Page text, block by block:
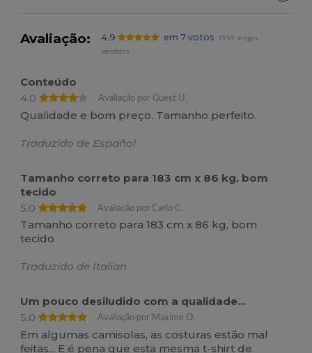
Avaliação: 4.9 em 7 votos
1959 artigos
vendidos
Conteúdo
4.0
Avaliação por Guest U.
Qualidade e bom preço. Tamanho perfeito.
Traduzido de Español
Tamanho correto para 183 cm x 86 kg, bom
tecido
5.0
Avaliação por Carlo C.
Tamanho correto para 183 cm x 86 kg, bom
tecido
Traduzido de Italian
Um pouco desiludido com a qualidade...
5.0
Avaliação por Maxime O.
Em algumas camisolas, as costuras estão mal
feitas... E é pena que esta mesma t-shirt de